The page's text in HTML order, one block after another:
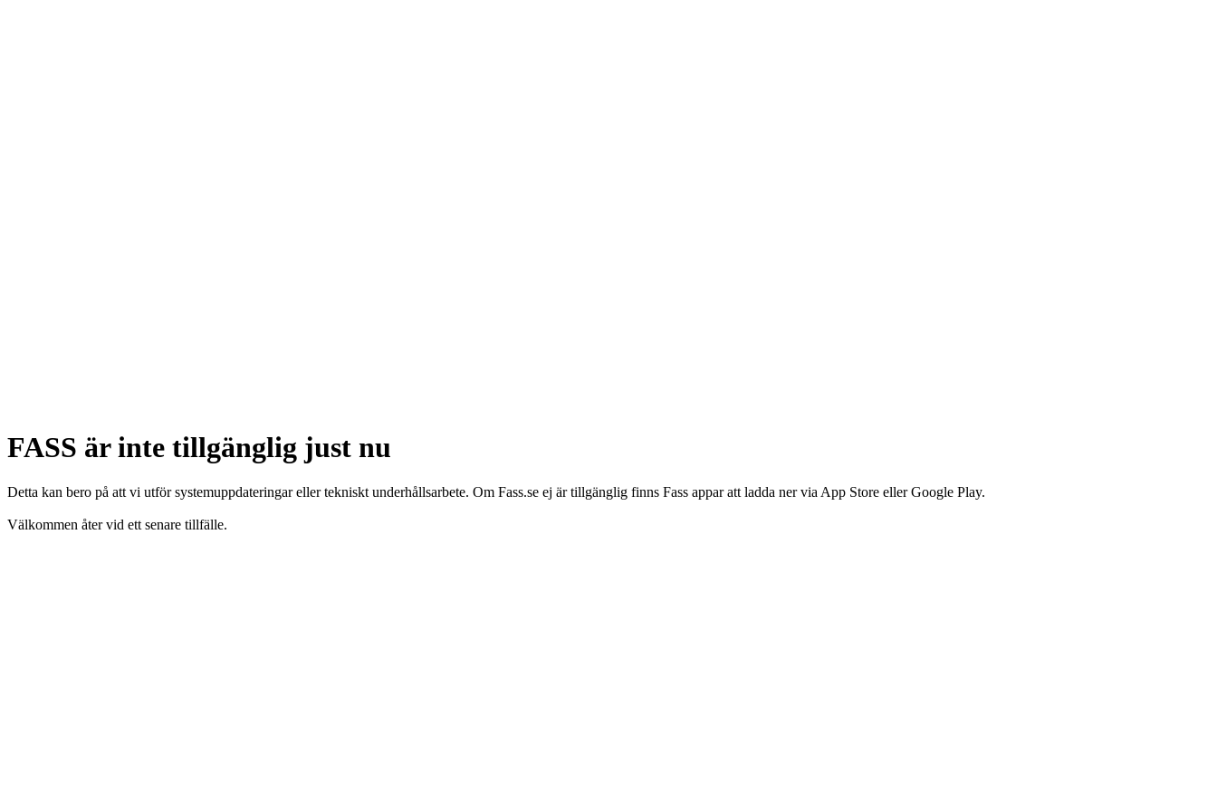
FASS är inte tillgänglig just nu
Detta kan bero på att vi utför systemuppdateringar eller tekniskt underhållsarbete. Om Fass.se ej är tillgänglig finns Fass appar att ladda ner via App Store eller Google Play.
Välkommen åter vid ett senare tillfälle.